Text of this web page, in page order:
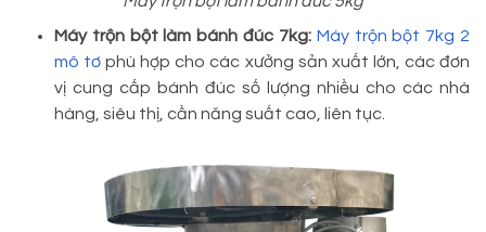
Máy trộn bột làm bánh đúc 7kg: Máy trộn bột 7kg 2
mô tơ phù hợp cho các xưởng sản xuất lớn, các đơn
vị cung cấp bánh đúc số lượng nhiều cho các nhà
hàng, siêu thị, cần năng suất cao, liên tục.